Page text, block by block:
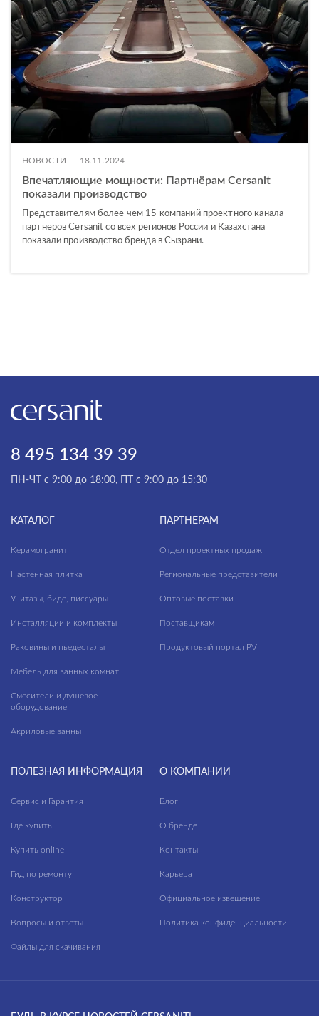
НОВОСТИ 18.11.2024
Впечатляющие мощности: Партнёрам Cersanit
показали производство
Представителям более чем 15 компаний проектного канала —
партнёров Cersanit со всех регионов России и Казахстана
показали производство бренда в Сызрани.
8 495 134 39 39
ПН-ЧТ с 9:00 до 18:00, ПТ с 9:00 до 15:30
КАТАЛОГ
Керамогранит
Настенная плитка
Унитазы, биде, писсуары
Инсталляции и комплекты
Раковины и пьедесталы
Мебель для ванных комнат
Смесители и душевое
оборудование
Акриловые ванны
ПАРТНЕРАМ
Отдел проектных продаж
Региональные представители
Оптовые поставки
Поставщикам
Продуктовый портал PVI
ПОЛЕЗНАЯ ИНФОРМАЦИЯ
Сервис и Гарантия
Где купить
Купить online
Гид по ремонту
Конструктор
Вопросы и ответы
Файлы для скачивания
О КОМПАНИИ
Блог
О бренде
Контакты
Карьера
Официальное извещение
Политика конфиденциальности